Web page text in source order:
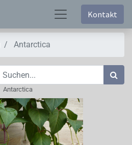
Kontakt
Antarctica
Antarctica